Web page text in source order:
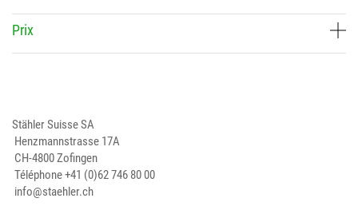
Prix
Stähler Suisse SA
Henzmannstrasse 17A
CH-4800 Zofingen
Téléphone+41 (0)62 746 80 00
info@staehler.ch